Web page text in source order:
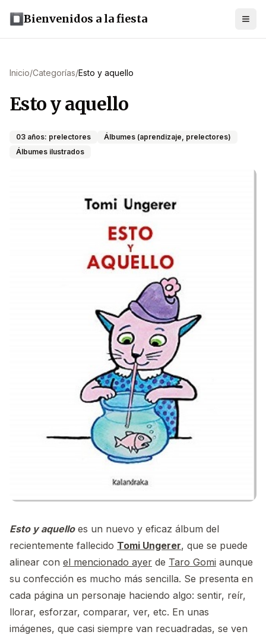
Bienvenidos a la fiesta
Inicio/Categorías/Esto y aquello
Esto y aquello
03 años: prelectores
Álbumes (aprendizaje, prelectores)
Álbumes ilustrados
Esto y aquelloes un nuevo y eficaz álbum del
recientemente fallecido Tomi Ungerer, que se puede
alinear con el mencionado ayer de Taro Gomi aunque
su confección es mucho más sencilla. Se presenta en
cada página un personaje haciendo algo: sentir, reír,
llorar, esforzar, comparar, ver, etc. En unas
imágenes, que casi siempre van recuadradas, se ven